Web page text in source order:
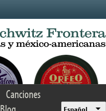
Canciones
Español